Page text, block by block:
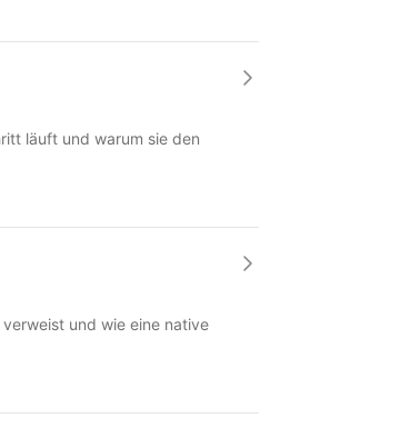
läuft und warum sie den
und wie eine native